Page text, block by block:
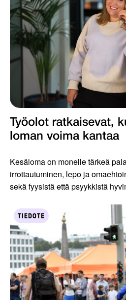
Työolot ratkaisevat,
loman voima kantaa
Kesäloma on monelle tärkeä
irrottautuminen, lepo ja
sekä fyysistä että psyykkistä
TIEDOTE